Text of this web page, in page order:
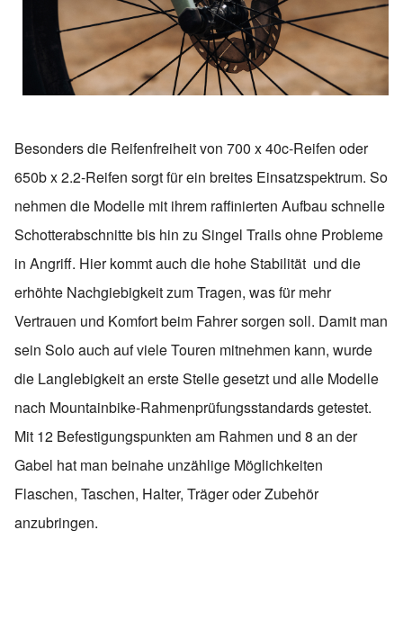
Besonders die Reifenfreiheit von 700 x 40c-Reifen oder
650b x 2.2-Reifen sorgt für ein breites Einsatzspektrum. So
nehmen die Modelle mit ihrem raffinierten Aufbau schnelle
Schotterabschnitte bis hin zu Singel Trails ohne Probleme
in Angriff. Hier kommt auch die hohe Stabilität und die
erhöhte Nachgiebigkeit zum Tragen, was für mehr
Vertrauen und Komfort beim Fahrer sorgen soll. Damit man
sein Solo auch auf viele Touren mitnehmen kann, wurde
die Langlebigkeit an erste Stelle gesetzt und alle Modelle
nach Mountainbike-Rahmenprüfungsstandards getestet.
Mit 12 Befestigungspunkten am Rahmen und 8 an der
Gabel hat man beinahe unzählige Möglichkeiten
Flaschen, Taschen, Halter, Träger oder Zubehör
anzubringen.